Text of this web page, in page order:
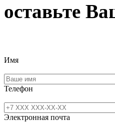
оставьте
Имя
Телефон
Электронная почта